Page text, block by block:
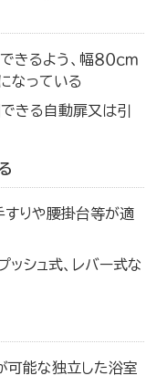
るよう、幅８０ｃｍ
なっている
きる自動扉又は引
すりや腰掛台等が適
シュ式、レバー式な
可能な独立した浴室